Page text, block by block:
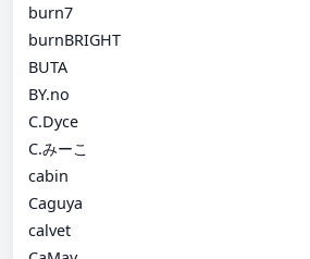
burn7
burnBRIGHT
BUTA
BY.no
C.Dyce
C.みーこ
cabin
Caguya
calvet